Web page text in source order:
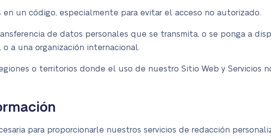
un código, especialmente para evitar el acceso no autorizado.
de datos personales que se transmita, o se ponga a
a una organización internacional.
o territorios donde el uso de nuestro Sitio Web y Servicios
para proporcionarle nuestros servicios de redacción